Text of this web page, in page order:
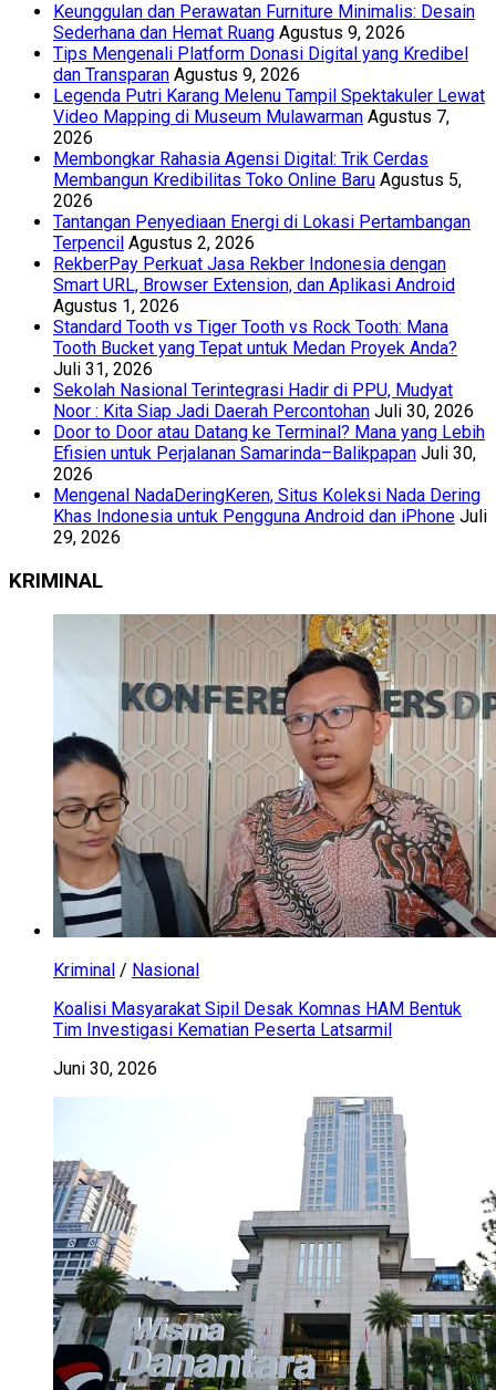
Keunggulan dan Perawatan Furniture Minimalis: Desain
Sederhana dan Hemat Ruang Agustus 9, 2026
Tips Mengenali Platform Donasi Digital yang Kredibel
dan Transparan Agustus 9, 2026
Legenda Putri Karang Melenu Tampil Spektakuler Lewat
Video Mapping di Museum Mulawarman Agustus 7,
2026
Membongkar Rahasia Agensi Digital: Trik Cerdas
Membangun Kredibilitas Toko Online Baru Agustus 5,
2026
Tantangan Penyediaan Energi di Lokasi Pertambangan
Terpencil Agustus 2, 2026
RekberPay Perkuat Jasa Rekber Indonesia dengan
Smart URL, Browser Extension, dan Aplikasi Android
Agustus 1, 2026
Standard Tooth vs Tiger Tooth vs Rock Tooth: Mana
Tooth Bucket yang Tepat untuk Medan Proyek Anda?
Juli 31, 2026
Sekolah Nasional Terintegrasi Hadir di PPU, Mudyat
Noor : Kita Siap Jadi Daerah Percontohan Juli 30, 2026
Door to Door atau Datang ke Terminal? Mana yang Lebih
Efisien untuk Perjalanan Samarinda–Balikpapan Juli 30,
2026
Mengenal NadaDeringKeren, Situs Koleksi Nada Dering
Khas Indonesia untuk Pengguna Android dan iPhone Juli
29, 2026
KRIMINAL
Kriminal / Nasional
Koalisi Masyarakat Sipil Desak Komnas HAM Bentuk
Tim Investigasi Kematian Peserta Latsarmil
Juni 30, 2026